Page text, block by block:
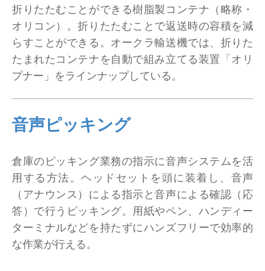
折りたたむことができる樹脂製コンテナ（略称・
オリコン）。折りたたむことで返送時の容積を減
らすことができる。オークラ輸送機では、折りた
たまれたコンテナを自動で組み立てる装置「オリ
プナー」をラインナップしている。
音声ピッキング
倉庫のピッキング業務の指示に音声システムを活
用する方法。ヘッドセットを頭に装着し、音声
（アナウンス）による指示と音声による確認（応
答）で行うピッキング。用紙やペン、ハンディー
ターミナルなどを持たずにハンズフリーで効率的
な作業が行える。